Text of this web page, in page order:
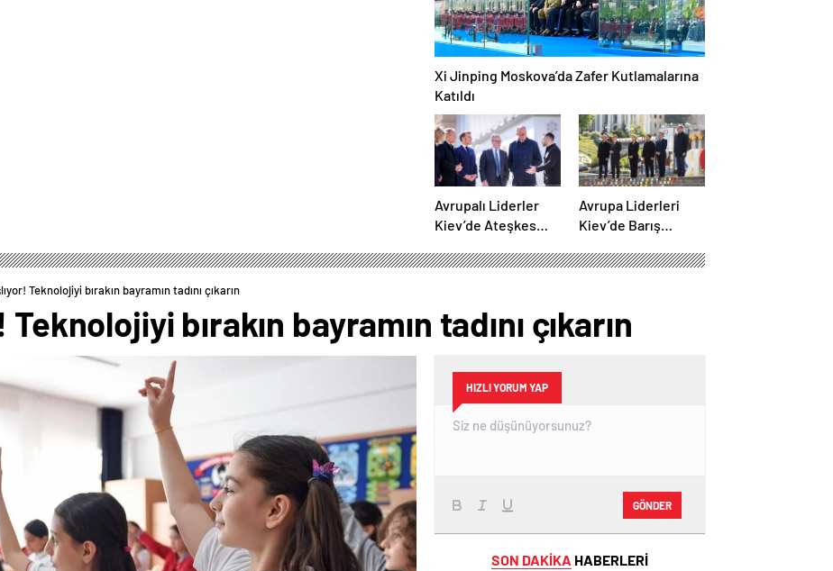
Xi Jinping Moskova’da Zafer Kutlamalarına
Katıldı
Avrupalı Liderler
Kiev’de Ateşkes
Avrupa Liderleri
Kiev’de Barış
Teknolojiyi bırakın bayramın tadını çıkarın
bırakın bayramın tadını çıkarın
HIZLI YORUM YAP
GÖNDER
SON DAKİKA HABERLERİ